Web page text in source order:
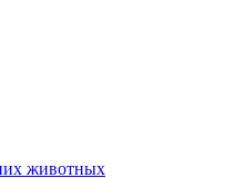
животных